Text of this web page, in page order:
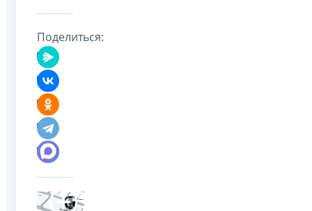
Поделиться: